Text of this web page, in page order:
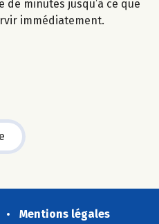
minutes jusqu’à ce que
immédiatement.
Mentions légales